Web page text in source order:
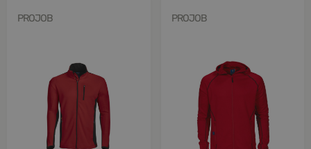
PROJOB PROJOB